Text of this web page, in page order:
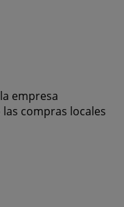
empresa
compras locales